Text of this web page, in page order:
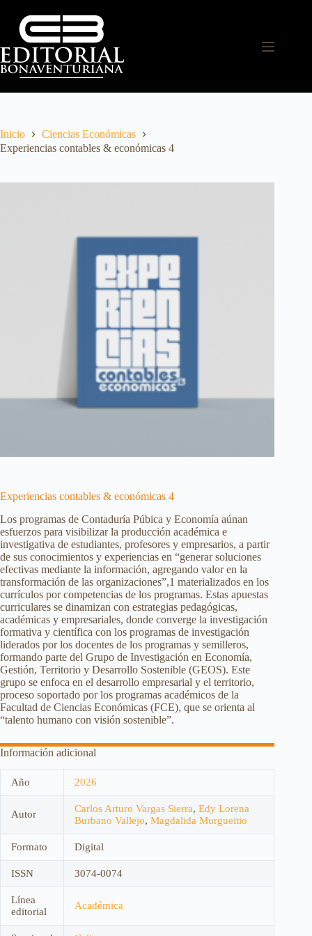
Inicio
Ciencias Económicas
Experiencias contables & económicas 4
Experiencias contables & económicas 4
Los programas de Contaduría Púbica y Economía aúnan
esfuerzos para visibilizar la producción académica e
investigativa de estudiantes, profesores y empresarios, a partir
de sus conocimientos y experiencias en “generar soluciones
efectivas mediante la información, agregando valor en la
transformación de las organizaciones”,1 materializados en los
currículos por competencias de los programas. Estas apuestas
curriculares se dinamizan con estrategias pedagógicas,
académicas y empresariales, donde converge la investigación
formativa y científica con los programas de investigación
liderados por los docentes de los programas y semilleros,
formando parte del Grupo de Investigación en Economía,
Gestión, Territorio y Desarrollo Sostenible (GEOS). Este
grupo se enfoca en el desarrollo empresarial y el territorio,
proceso soportado por los programas académicos de la
Facultad de Ciencias Económicas (FCE), que se orienta al
“talento humano con visión sostenible”.
Información adicional
Año 2026
Autor Carlos Arturo Vargas Sierra, Edy Lorena
Burbano Vallejo, Magdalida Murgueitio
Formato Digital
ISSN 3074-0074
Línea
editorial
Académica